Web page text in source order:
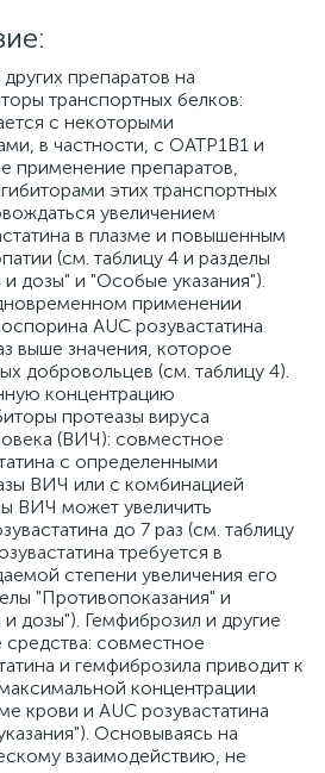
препаратов на
транспортных белков:
с некоторыми
в частности, с OATP1B1 и
применение препаратов,
этих транспортных
увеличением
в плазме и повышенным
(см. таблицу 4 и разделы
дозы" и "Особые указания").
применении
AUC розувастатина
выше значения, которое
добровольцев (см. таблицу 4).
концентрацию
протеазы вируса
(ВИЧ): совместное
с определенными
ВИЧ или с комбинацией
ВИЧ может увеличить
до 7 раз (см. таблицу
требуется в
степени увеличения его
"Противопоказания" и
дозы"). Гемфиброзил и другие
совместное
и гемфиброзила приводит к
концентрации
крови и AUC розувастатина
Основываясь на
взаимодействию, не